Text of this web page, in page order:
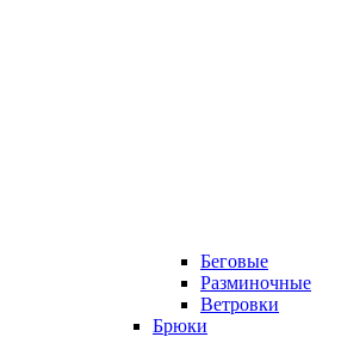
Беговые
Разминочные
Ветровки
Брюки